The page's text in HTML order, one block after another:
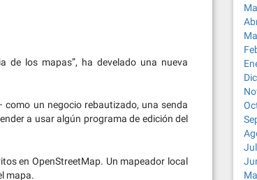
de los mapas”, ha develado una nueva
como un negocio rebautizado, una senda
a usar algún programa de edición del
en OpenStreetMap. Un mapeador local
mapa.